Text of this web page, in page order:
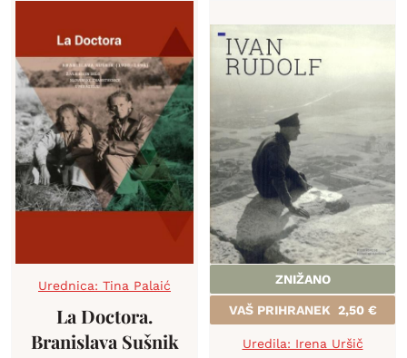
Urednica: Tina Palaić
La Doctora.
Branislava Sušnik
ZNIŽANO
VAŠ PRIHRANEK 2,50 €
Uredila: Irena Uršič